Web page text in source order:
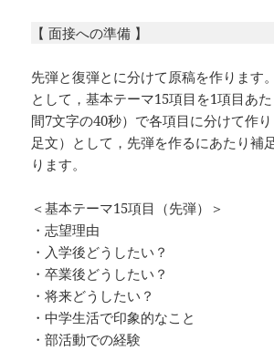
【 面接への準備 】
先弾と復弾とに分けて原稿を作ります
として，基本テーマ15項目を1項目あ
間7文字の40秒）で各項目に分けて作
足文）として，先弾を作るにあたり補
ります。
＜基本テーマ15項目（先弾）＞
・志望理由
・入学後どうしたい？
・卒業後どうしたい？
・将来どうしたい？
・中学生活で印象的なこと
・部活動での経験